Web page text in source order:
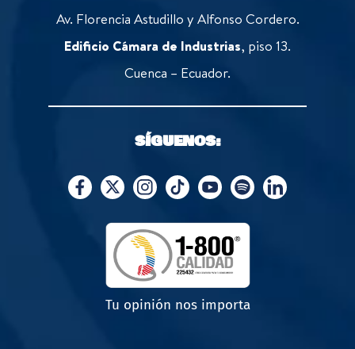
Av. Florencia Astudillo y Alfonso Cordero.
Edificio Cámara de Industrias, piso 13.
Cuenca – Ecuador.
SÍGUENOS:
Tu opinión nos importa